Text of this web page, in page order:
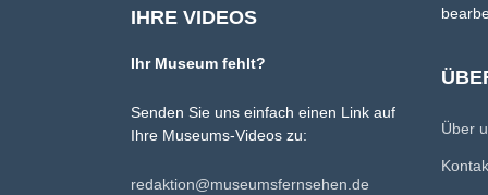
IHRE VIDEOS
Ihr Museum fehlt?
Senden Sie uns einfach einen Link auf
Ihre Museums-Videos zu:
redaktion@museumsfernsehen.de
Über